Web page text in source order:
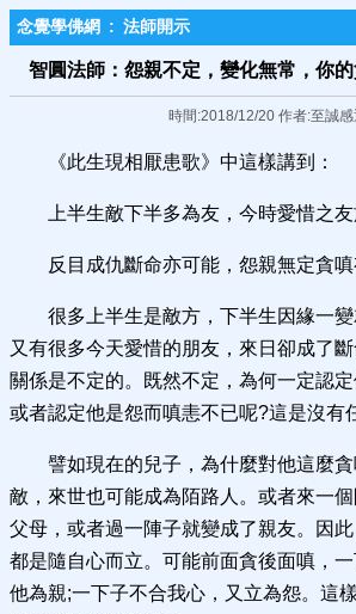
念覺學佛網 : 法師開示
智圓法師：怨親不定，變化無常，你
時間:2018/12/20 作者:至誠感
《此生現相厭患歌》中這樣講到：
上半生敵下半多為友，今時愛惜之友
反目成仇斷命亦可能，怨親無定貪
很多上半生是敵方，下半生因緣一
又有很多今天愛惜的朋友，來日卻成了
關係是不定的。既然不定，為何一定認
或者認定他是怨而嗔恚不已呢?這是沒有
譬如現在的兒子，為什麼對他這麼
敵，來世也可能成為陌路人。或者來一
父母，或者過一陣子就變成了親友。因此
都是隨自心而立。可能前面貪後面嗔，
他為親;一下子不合我心，又立為怨。這